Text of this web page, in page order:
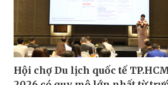
Hội chợ Du lịch quốc tế